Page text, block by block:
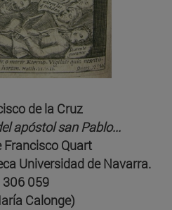
de la Cruz
apóstol san Pablo...
Francisco Quart
Universidad de Navarra.
306 059
Calonge)